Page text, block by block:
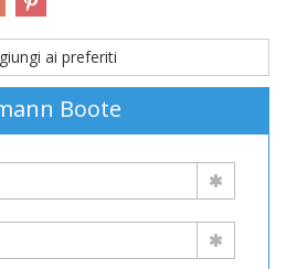
ai preferiti
Boote